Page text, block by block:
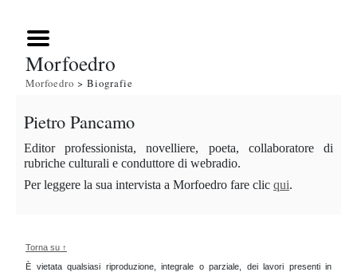
Morfoedro
Morfoedro > Biografie
Pietro Pancamo
Editor professionista, novelliere, poeta, collaboratore di
rubriche culturali e conduttore di webradio.
Per leggere la sua intervista a Morfoedro fare clic qui.
Torna su ↑
È vietata qualsiasi riproduzione, integrale o parziale, dei lavori presenti in